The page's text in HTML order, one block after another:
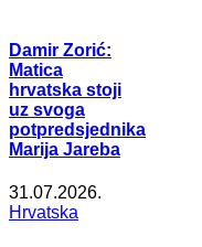
Damir Zorić:
Matica
hrvatska stoji
uz svoga
potpredsjednika
Marija Jareba
31.07.2026.
Hrvatska